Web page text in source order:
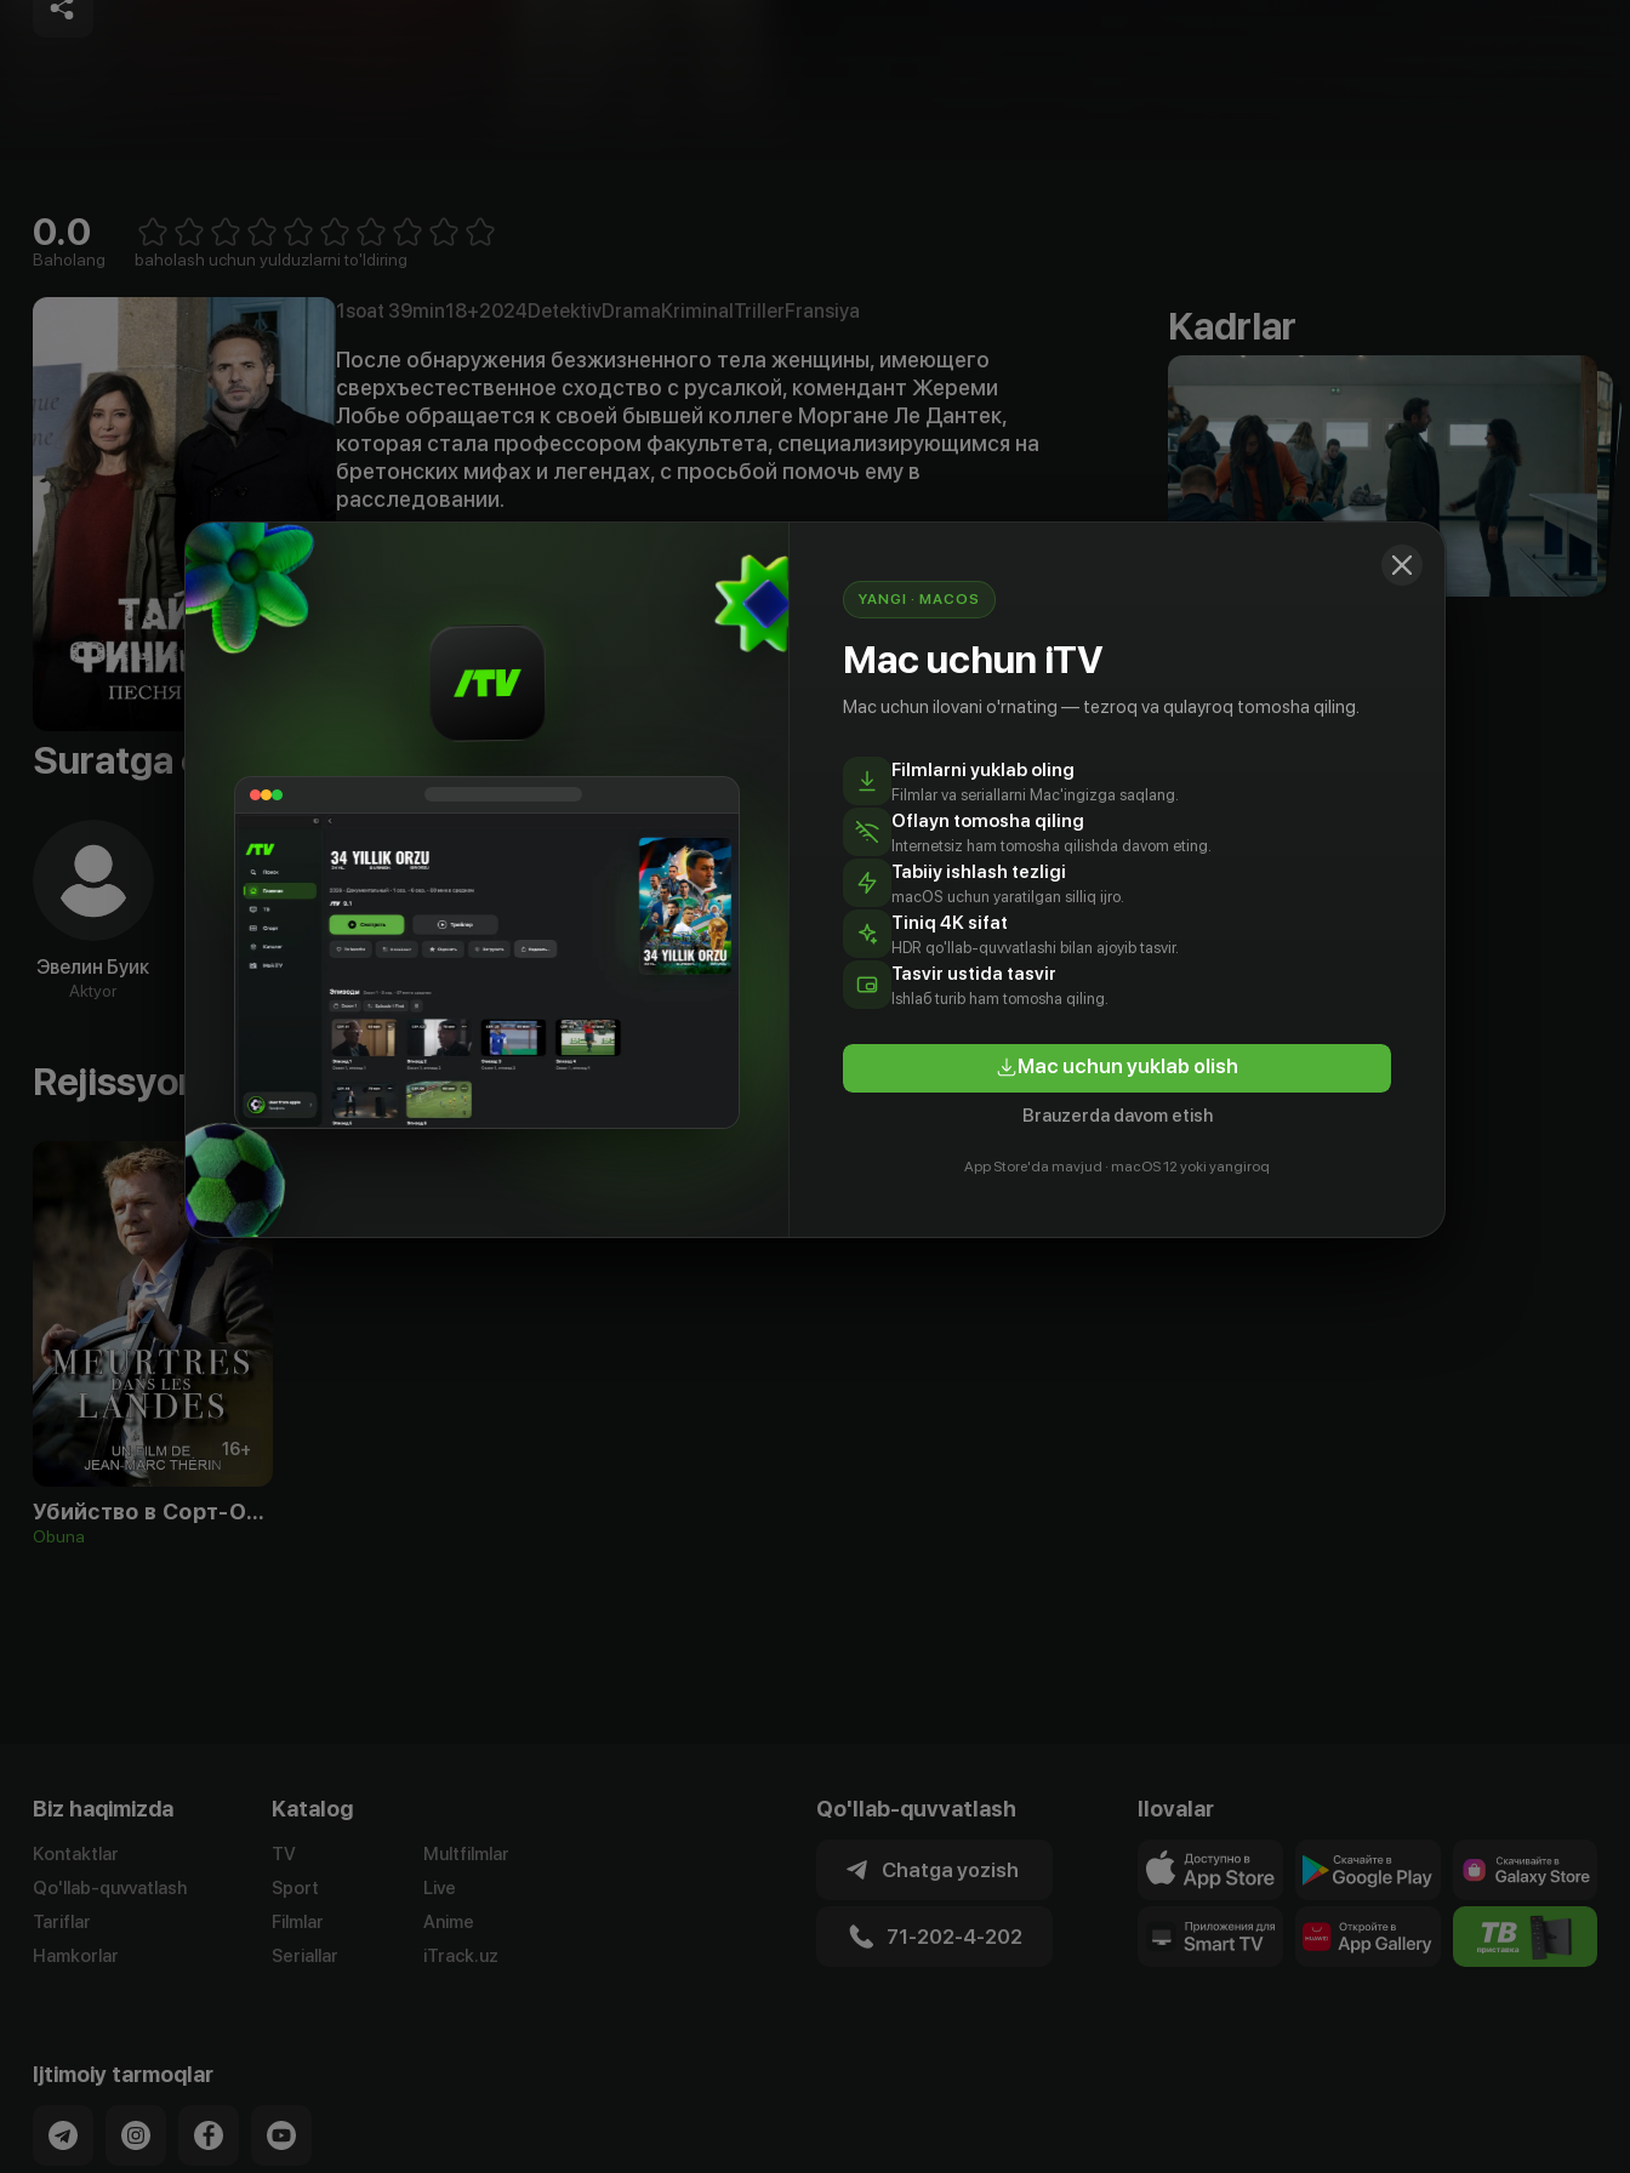
0.0
Baholang 1 Star2 Stars3 Stars4 Stars5 Stars6 Stars7 Stars8 Stars
baholash uchun yulduzlarni to'ldiring
1soat 39min18+2024DetektivDramaKriminalTrillerFransiya
После обнаружения безжизненного тела женщины, имеющего
сверхъестественное сходство с русалкой, комендант Жереми
Лобье обращается к своей бывшей коллеге Моргане Ле Дантек,
которая стала профессором факультета, специализирующимся на
бретонских мифах и легендах, с просьбой помочь ему в
расследовании.
Kadrlar
Suratga olish guruhi
Эвелин Буик
Aktyor
Жереми
Чаппи
Aktyor
Патси Гарат Венди Ньето
Aktyor
Жан-Марк
Терен
Rejissyorning boshqa ishlari
16+
Убийство в Сорт-Осгоре
Obuna
Biz haqimizda
Kontaktlar
Qo'llab-quvvatlash
Tariflar
Hamkorlar
Katalog
TV
Sport
Filmlar
Seriallar
Multfilmlar
Live
Anime
iTrack.uz
Qo'llab-quvvatlash
Chatga yozish
71-202-4-202
Ilovalar
Ijtimoiy tarmoqlar
YANGI · MACOS
Mac uchun iTV
Mac uchun ilovani o'rnating — tezroq va qulayroq tomosha qiling.
Filmlarni yuklab oling
Filmlar va seriallarni Mac'ingizga saqlang.
Oflayn tomosha qiling
Internetsiz ham tomosha qilishda davom eting.
Tabiiy ishlash tezligi
macOS uchun yaratilgan silliq ijro.
Tiniq 4K sifat
HDR qo'llab-quvvatlashi bilan ajoyib tasvir.
Tasvir ustida tasvir
Ishlаб turib ham tomosha qiling.
Mac uchun yuklab olish
Brauzerda davom etish
App Store'da mavjud · macOS 12 yoki yangiroq